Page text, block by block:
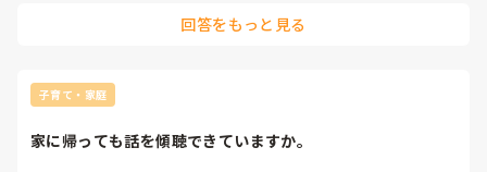
超一般的な介護に携わる者の考え方として…親子なので、「家
…つまり、通所＋ショートステイ、これをハッキリ伝える、そ
して慣れて貰い入所系でも良いように年の為持っていかない
と困るでしょう…
回答をもっと見る
子育て・家庭
家に帰っても話を傾聴できていますか。